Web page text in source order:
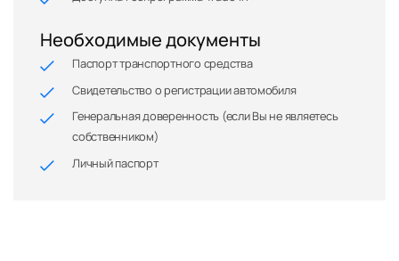
Необходимые документы
Паспорт транспортного средства
Свидетельство о регистрации автомобиля
Генеральная доверенность (если Вы не являетесь
собственником)
Личный паспорт